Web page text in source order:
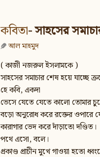
কবিতা- সাহসের
আল মাহমুদ
( কাজী নজরুল ইসলামকে )
সাহসের সমাচার শেষ হয়ে যাচ্ছে
হে কবি, একদা
ভেসে যেতে যেতে কালো তোমার
বড়ো অনুরোধ করে রক্তের ওপারে
কারাগার ভেদ করে দাঁড়াতো দণ্ডিত।
পথে এসো, বলে।
প্রকাণ্ড প্রাচীন মুখে গাওয়া হতো